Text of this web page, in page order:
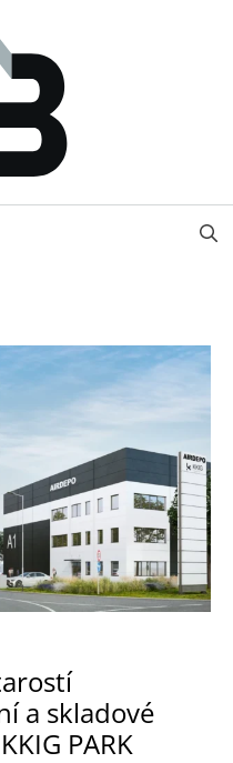
a skladové
PARK